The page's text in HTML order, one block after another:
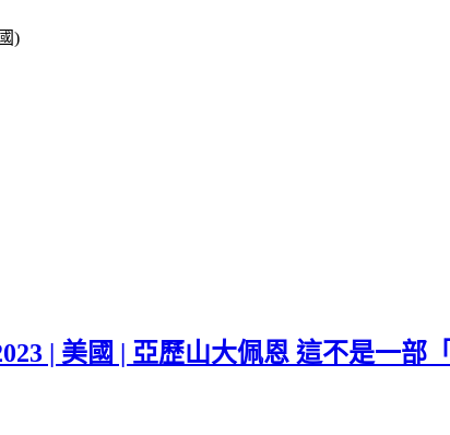
)
| 美國 | 亞歷山大佩恩 這不是一